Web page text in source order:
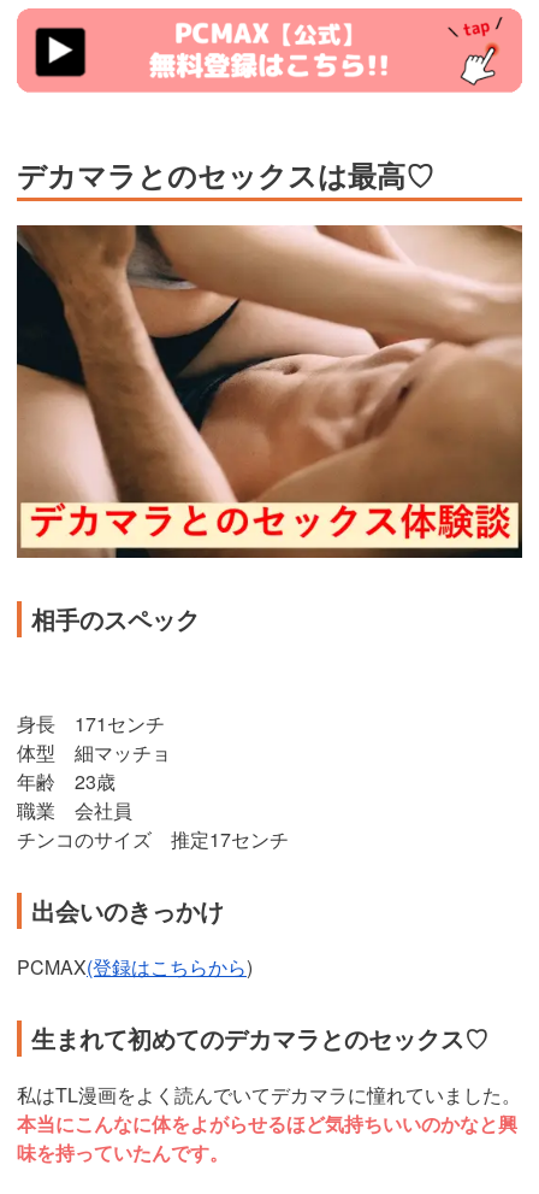
https://pcmax.jp/lp/?
ad_id=rm307016
デカマラとのセックスは最高♡
相手のスペック
身長 171センチ
体型 細マッチョ
年齢 23歳
職業 会社員
チンコのサイズ 推定17センチ
出会いのきっかけ
PCMAX(登録はこちらから)
生まれて初めてのデカマラとのセックス♡
私はTL漫画をよく読んでいてデカマラに憧れていました。
本当にこんなに体をよがらせるほど気持ちいいのかなと興
味を持っていたんです。